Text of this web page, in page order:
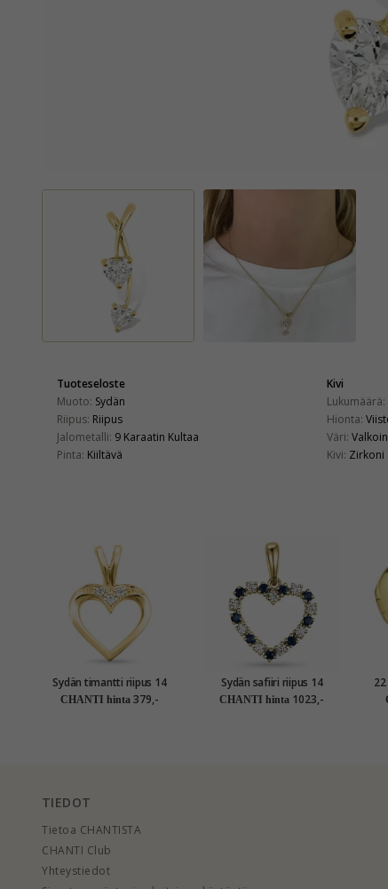
Tuoteseloste
Muoto: Sydän
Riipus: Riipus
Jalometalli: 9 Karaatin Kultaa
Pinta: Kiiltävä
Kivi
Lukumäärä:
Hionta:
Väri:
Kivi: Zirkoni
Sydän timantti riipus 14
karaatti kultaa 0,02 ct
CHANTI hinta 379,-
Sydän safiiri riipus 14
karaatti kultaa 0,20 ct 0,30
CHANTI hinta 1023,-
TIEDOT
Tietoa CHANTISTA
CHANTI Club
Yhteystiedot